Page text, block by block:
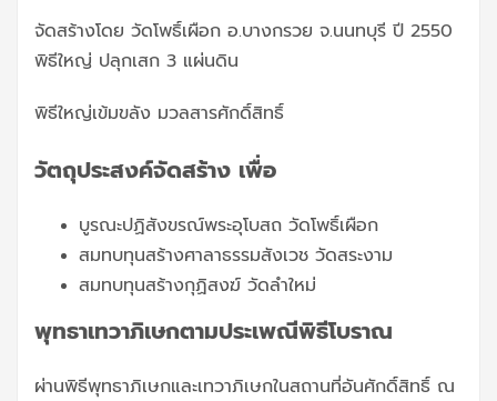
จัดสร้างโดย วัดโพธิ์เผือก อ.บางกรวย จ.นนทบุรี ปี 2550
พิธีใหญ่ ปลุกเสก 3 แผ่นดิน
พิธีใหญ่เข้มขลัง มวลสารศักดิ์สิทธิ์
วัตถุประสงค์จัดสร้าง เพื่อ
บูรณะปฏิสังขรณ์พระอุโบสถ วัดโพธิ์เผือก
สมทบทุนสร้างศาลาธรรมสังเวช วัดสระงาม
สมทบทุนสร้างกุฏิสงฆ์ วัดลำใหม่
พุทธาเทวาภิเษกตามประเพณีพิธีโบราณ
ผ่านพิธีพุทธาภิเษกและเทวาภิเษกในสถานที่อันศักดิ์สิทธิ์ ณ